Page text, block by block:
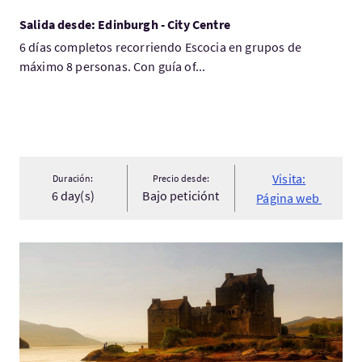
Salida desde: Edinburgh - City Centre
6 días completos recorriendo Escocia en grupos de
máximo 8 personas. Con guía of...
Duración:
6 day(s)
Precio desde:
Bajo peticiónt
Visita:
Página web